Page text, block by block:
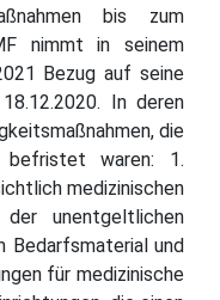
bis zum
nimmt in seinem
Bezug auf seine
In deren
die
befristet waren: 1.
medizinischen
unentgeltlichen
Bedarfsmaterial und
für medizinische